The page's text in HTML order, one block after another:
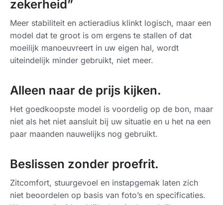
zekerheid”
Meer stabiliteit en actieradius klinkt logisch, maar een
model dat te groot is om ergens te stallen of dat
moeilijk manoeuvreert in uw eigen hal, wordt
uiteindelijk minder gebruikt, niet meer.
Alleen naar de prijs kijken.
Het goedkoopste model is voordelig op de bon, maar
niet als het niet aansluit bij uw situatie en u het na een
paar maanden nauwelijks nog gebruikt.
Beslissen zonder proefrit.
Zitcomfort, stuurgevoel en instapgemak laten zich
niet beoordelen op basis van foto’s en specificaties.